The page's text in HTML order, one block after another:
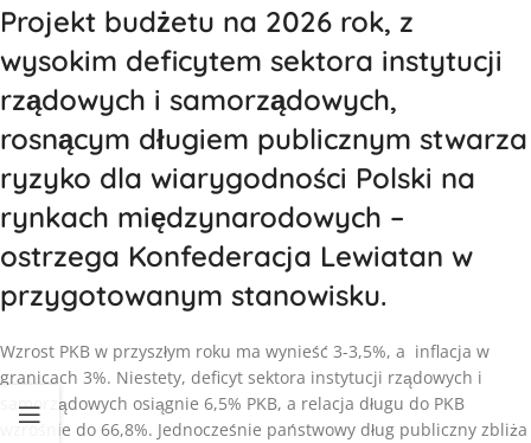
Projekt budżetu na 2026 rok, z
wysokim deficytem sektora instytucji
rządowych i samorządowych,
rosnącym długiem publicznym stwarza
ryzyko dla wiarygodności Polski na
rynkach międzynarodowych –
ostrzega Konfederacja Lewiatan w
przygotowanym stanowisku.
Wzrost PKB w przyszłym roku ma wynieść 3-3,5%, a inflacja w
granicach 3%. Niestety, deficyt sektora instytucji rządowych i
samorządowych osiągnie 6,5% PKB, a relacja długu do PKB
wzrośnie do 66,8%. Jednocześnie państwowy dług publiczny zbliża